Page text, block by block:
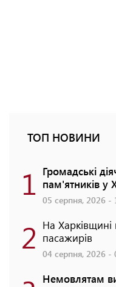
ТОП НОВИНИ
1 Громадські
пам'ятників у
05 серпня, 2026 -
2 На Харківщині
пасажирів
04 серпня, 2026 -
Немовлятам